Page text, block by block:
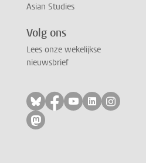
Asian Studies
Volg ons
Lees onze wekelijkse
nieuwsbrief
Volg ons op bluesky
Volg ons op
Volg ons op
Volg ons
Volg
Volg ons op mastodon